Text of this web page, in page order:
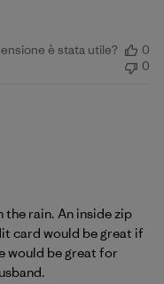
è stata utile?
0
0
rain. An inside zip
card would be great if
would be great for